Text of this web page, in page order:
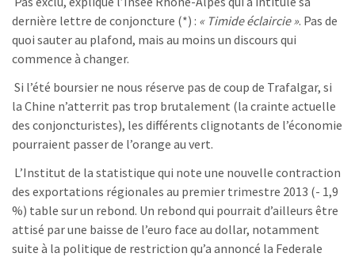
dernière lettre de conjoncture (*) : « Timide éclaircie ». Pas de
quoi sauter au plafond, mais au moins un discours qui
commence à changer.
Si l’été boursier ne nous réserve pas de coup de Trafalgar, si
la Chine n’atterrit pas trop brutalement (la crainte actuelle
des conjoncturistes), les différents clignotants de l’économie
pourraient passer de l’orange au vert.
L’Institut de la statistique qui note une nouvelle contraction
des exportations régionales au premier trimestre 2013 (- 1,9
%) table sur un rebond. Un rebond qui pourrait d’ailleurs être
attisé par une baisse de l’euro face au dollar, notamment
suite à la politique de restriction qu’a annoncé la Federale